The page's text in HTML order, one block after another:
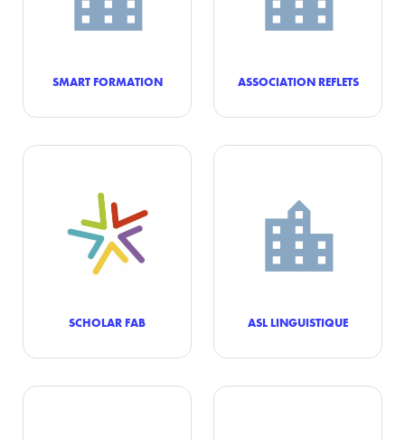
SMART FORMATION ASSOCIATION REFLETS
SCHOLAR FAB ASL LINGUISTIQUE